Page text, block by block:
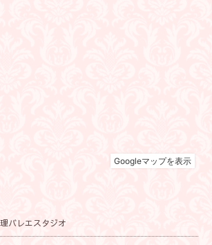
バレエスタジオ